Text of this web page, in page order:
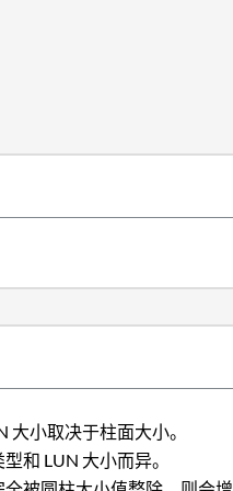
大小取决于柱面大小。
和 LUN 大小而异。